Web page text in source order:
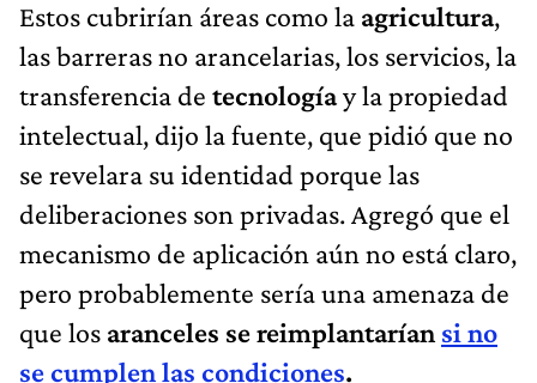
Estos cubrirían áreas como la agricultura,
las barreras no arancelarias, los servicios, la
transferencia de tecnologíay la propiedad
intelectual, dijo la fuente, que pidió que no
se revelara su identidad porque las
deliberaciones son privadas. Agregó que el
mecanismo de aplicación aún no está claro,
pero probablemente sería una amenaza de
que los aranceles se reimplantarían si no
se cumplen las condiciones.